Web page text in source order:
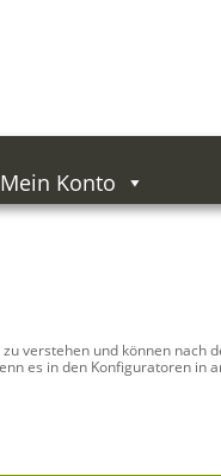
Mein Konto
verstehen und können nach
es in den Konfiguratoren in